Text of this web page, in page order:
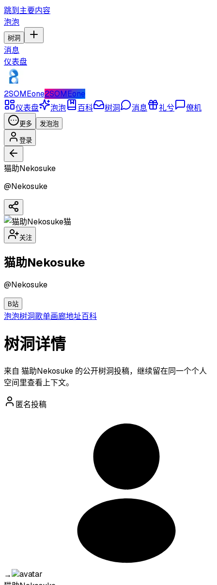
跳到主要内容
泡泡
树洞
消息
仪表盘
2SOMEone2SOMEone
仪表盘
泡泡 百科 树洞 消息 礼兮 僚机
更多 发泡泡
登录
猫助Nekosuke
@Nekosuke
猫
关注
猫助Nekosuke
@Nekosuke
B站
泡泡树洞歌单画廊地址百科
树洞详情
来自 猫助Nekosuke 的公开树洞投稿，继续留在同一个个人
空间里查看上下文。
匿名投稿
→